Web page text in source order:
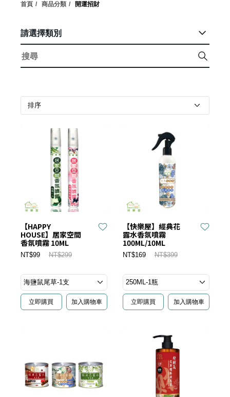
首頁 商品分類 開運招財
請選擇類別
【HAPPY
HOUSE】居家空間
香氛噴霧 10ML
NT$99 NT$299
立即購買 加入購物車
【快樂屋】經典花
露水香氛噴霧
100ML/10ML
NT$169 NT$399
立即購買 加入購物車